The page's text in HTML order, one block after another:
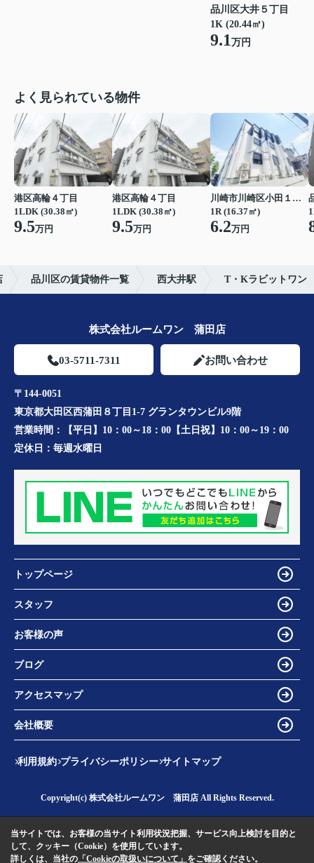
品川区大井５丁目
1K (20.44㎡)
9.1万円
よく見られている物件
港区高輪４丁目
1LDK (30.38㎡)
9.5万円
港区高輪４丁目
1LDK (30.38㎡)
9.5万円
川崎市川崎区小田１丁目
1R (16.37㎡)
6.2万円
品川区の賃貸物件一覧 西大井駅 T・Kラビットワン
株式会社ルームワン 蒲田店
03-5711-7311 お問い合わせ
〒144-0051
東京都大田区西蒲田８丁目1-7 グランタウンビル9階
営業時間：
【平日】10：00～18：00【土日祝】10：00～19：00
定休日： 毎週水曜日
トップページ
スタッフ
お客様の声
ブログ
アクセスマップ
会社概要
利用規約 プライバシーポリシー サイトマップ
Copyright(c) 株式会社ルームワン 蒲田店 All Rights Reserved.
当サイトでは、お客様の当サイト利用状況把握、サービス向上検討を目的と
して、クッキー（Cookie）を使用しています。
詳しくは、当社の 「Cookieの取扱いについて」 をご確認ください。